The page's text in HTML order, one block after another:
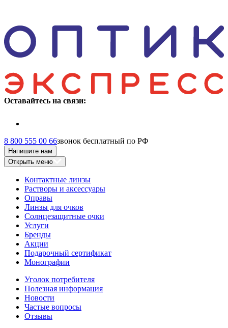
Оставайтесь на связи:
8 800 555 00 66звонок бесплатный по РФ
Напишите нам
Открыть меню
Контактные линзы
Растворы и аксессуары
Оправы
Линзы для очков
Солнцезащитные очки
Услуги
Бренды
Акции
Подарочный сертификат
Монографии
Уголок потребителя
Полезная информация
Новости
Частые вопросы
Отзывы